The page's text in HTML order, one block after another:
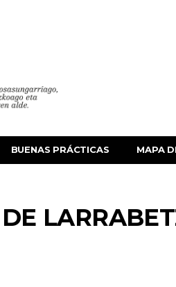
BUENAS PRÁCTICAS MAPA